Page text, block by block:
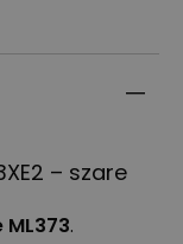
– szare
.